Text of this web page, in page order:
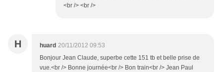
<br /> <br />
H huard 20/11/2012 09:53
Bonjour Jean Claude, superbe cette 151 tb et belle prise de
vue.<br /> Bonne journée<br /> Bon train<br /> Jean Paul